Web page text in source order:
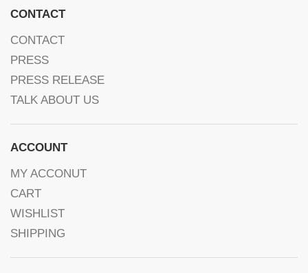
CONTACT
CONTACT
PRESS
PRESS RELEASE
TALK ABOUT US
ACCOUNT
MY ACCONUT
CART
WISHLIST
SHIPPING